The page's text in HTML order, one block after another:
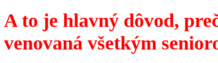
A to je hlavný dôvod,
venovaná všetkým